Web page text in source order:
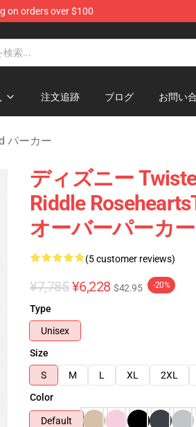
on orders over $100
注文追跡 ブログ お問い
パーカー
ディズニー
Riddle
オーバーパーカー
(5 customer reviews)
¥7,785 ¥6,228 $42.95 -20%
Type
Unisex
Size
S
M L XL 2XL
Color
Default